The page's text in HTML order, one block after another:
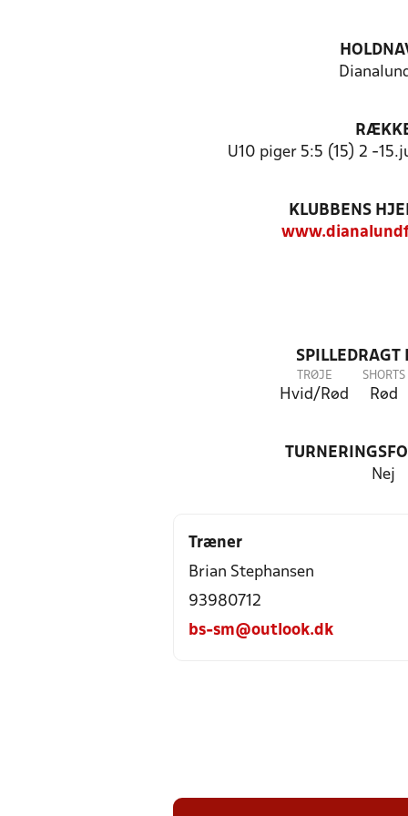
U10 piger 5:5 (15) 2 -
KLUBBENS
SPILLEDRAGT
TRØJE
Hvid/Rød
SHORTS
Rød
Nej
Træner
Brian Stephansen
93980712
bs-sm@outlook.dk